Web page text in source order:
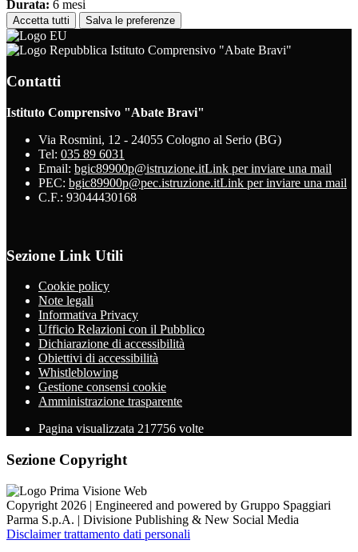
Durata: 6 mesi
Accetta tutti Salva le preferenze
Istituto Comprensivo "Abate Bravi"
Contatti
Istituto Comprensivo "Abate Bravi"
Via Rosmini, 12 - 24055 Cologno al Serio (BG)
Tel: 035 89 6031
Email: bgic89900p@istruzione.itLink per inviare una mail
PEC: bgic89900p@pec.istruzione.itLink per inviare una mail
C.F.: 93044430168
Sezione Link Utili
Cookie policy
Note legali
Informativa Privacy
Ufficio Relazioni con il Pubblico
Dichiarazione di accessibilità
Obiettivi di accessibilità
Whistleblowing
Gestione consensi cookie
Amministrazione trasparente
Pagina visualizzata 217756 volte
Sezione Copyright
Copyright 2026 | Engineered and powered by Gruppo Spaggiari
Parma S.p.A. | Divisione Publishing & New Social Media
Disclaimer trattamento dati personali